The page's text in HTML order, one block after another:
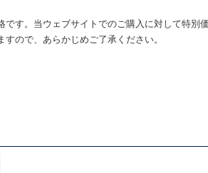
す。当ウェブサイトでのご購入に対して特別
ので、あらかじめご了承ください。